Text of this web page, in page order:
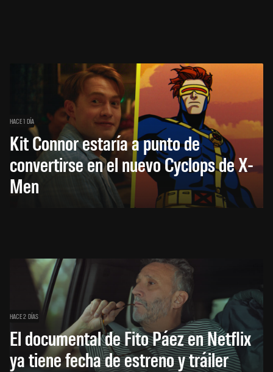
HACE 1 DÍA
Kit Connor estaría a punto de
convertirse en el nuevo Cyclops de X-
Men
HACE 2 DÍAS
El documental de Fito Páez en Netflix
ya tiene fecha de estreno y tráiler